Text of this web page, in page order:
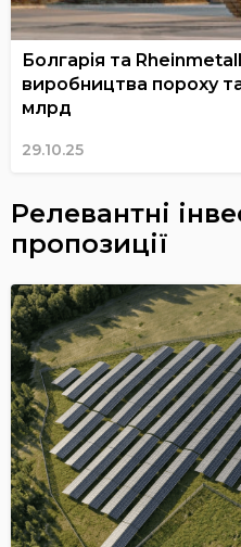
Болгарія та
виробництва пороху
млрд
29.10.25
Релевантні
пропозиції